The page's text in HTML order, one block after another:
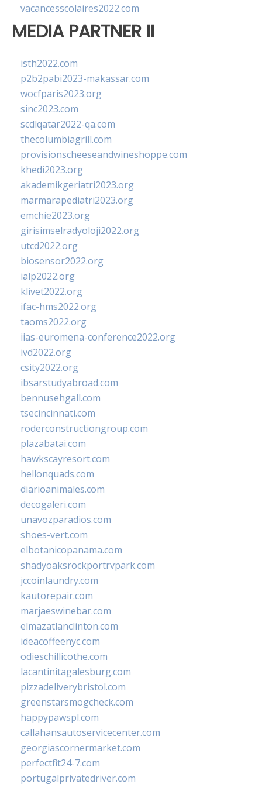
vacancesscolaires2022.com
MEDIA PARTNER II
isth2022.com
p2b2pabi2023-makassar.com
wocfparis2023.org
sinc2023.com
scdlqatar2022-qa.com
thecolumbiagrill.com
provisionscheeseandwineshoppe.com
khedi2023.org
akademikgeriatri2023.org
marmarapediatri2023.org
emchie2023.org
girisimselradyoloji2022.org
utcd2022.org
biosensor2022.org
ialp2022.org
klivet2022.org
ifac-hms2022.org
taoms2022.org
iias-euromena-conference2022.org
ivd2022.org
csity2022.org
ibsarstudyabroad.com
bennusehgall.com
tsecincinnati.com
roderconstructiongroup.com
plazabatai.com
hawkscayresort.com
hellonquads.com
diarioanimales.com
decogaleri.com
unavozparadios.com
shoes-vert.com
elbotanicopanama.com
shadyoaksrockportrvpark.com
jccoinlaundry.com
kautorepair.com
marjaeswinebar.com
elmazatlanclinton.com
ideacoffeenyc.com
odieschillicothe.com
lacantinitagalesburg.com
pizzadeliverybristol.com
greenstarsmogcheck.com
happypawspl.com
callahansautoservicecenter.com
georgiascornermarket.com
perfectfit24-7.com
portugalprivatedriver.com